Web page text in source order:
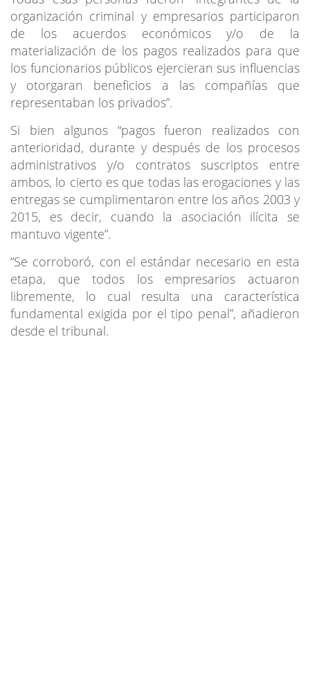
organización criminal y empresarios participaron
de los acuerdos económicos y/o de la
materialización de los pagos realizados para que
los funcionarios públicos ejercieran sus influencias
y otorgaran beneficios a las compañías que
representaban los privados”.
Si bien algunos “pagos fueron realizados con
anterioridad, durante y después de los procesos
administrativos y/o contratos suscriptos entre
ambos, lo cierto es que todas las erogaciones y las
entregas se cumplimentaron entre los años 2003 y
2015, es decir, cuando la asociación ilícita se
mantuvo vigente”.
“Se corroboró, con el estándar necesario en esta
etapa, que todos los empresarios actuaron
libremente, lo cual resulta una característica
fundamental exigida por el tipo penal”, añadieron
desde el tribunal.